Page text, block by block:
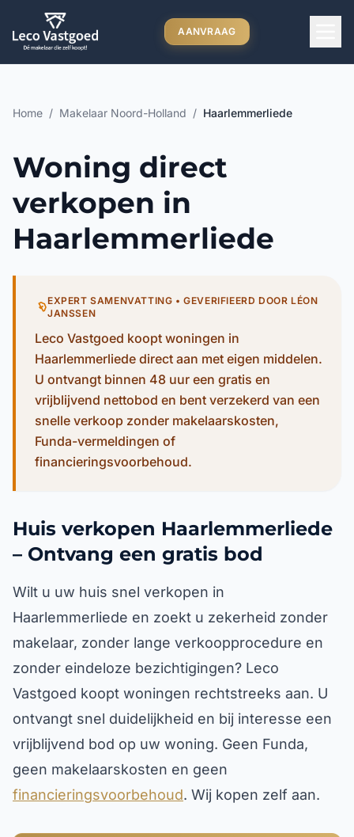
Ga direct naar inhoud
AANVRAAG
Home / Makelaar Noord-Holland / Haarlemmerliede
Woning direct
verkopen in
Haarlemmerliede
EXPERT SAMENVATTING • GEVERIFIEERD DOOR LÉON
JANSSEN
Leco Vastgoed koopt woningen in
Haarlemmerliede direct aan met eigen middelen.
U ontvangt binnen 48 uur een gratis en
vrijblijvend nettobod en bent verzekerd van een
snelle verkoop zonder makelaarskosten,
Funda-vermeldingen of
financieringsvoorbehoud.
Huis verkopen Haarlemmerliede
– Ontvang een gratis bod
Wilt u uw huis snel verkopen in
Haarlemmerliede en zoekt u zekerheid zonder
makelaar, zonder lange verkoopprocedure en
zonder eindeloze bezichtigingen? Leco
Vastgoed koopt woningen rechtstreeks aan. U
ontvangt snel duidelijkheid en bij interesse een
vrijblijvend bod op uw woning. Geen Funda,
geen makelaarskosten en geen
financieringsvoorbehoud. Wij kopen zelf aan.